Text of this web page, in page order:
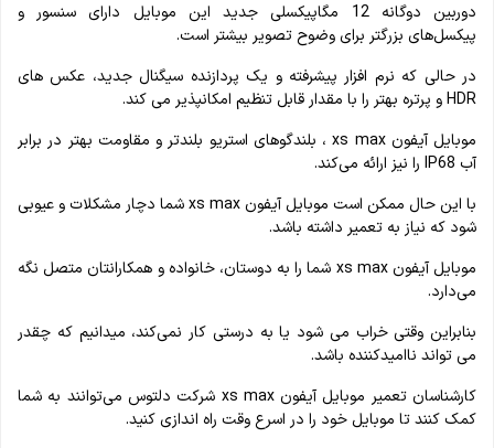
دوربین دوگانه 12 مگاپیکسلی جدید این موبایل دارای سنسور و
پیکسل‌های بزرگتر برای وضوح تصویر بیشتر است.
در حالی که نرم افزار پیشرفته و یک پردازنده سیگنال جدید، عکس های
HDR و پرتره بهتر را با مقدار قابل تنظیم امکان‎پذیر می کند.
موبایل آیفون xs max ، بلندگوهای استریو بلندتر و مقاومت بهتر در برابر
آب IP68 را نیز ارائه می‌کند.
با این حال ممکن است موبایل آیفون xs max شما دچار مشکلات و عیوبی
شود که نیاز به تعمیر داشته باشد.
موبایل آیفون xs max شما را به دوستان، خانواده و همکارانتان متصل نگه
می‌دارد.
بنابراین وقتی خراب می شود یا به درستی کار نمی‌کند، می‎دانیم که چقدر
می تواند نا‎امید‎کننده باشد.
کارشناسان تعمیر موبایل آیفون xs max شرکت دلتوس می‌توانند به شما
کمک کنند تا موبایل خود را در اسرع وقت راه اندازی کنید.